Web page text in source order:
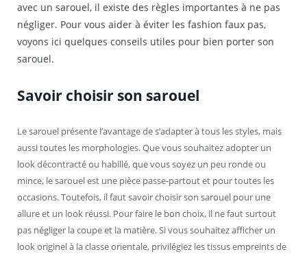
avec un sarouel, il existe des règles importantes à ne pas
négliger. Pour vous aider à éviter les fashion faux pas,
voyons ici quelques conseils utiles pour bien porter son
sarouel.
Savoir choisir son sarouel
Le sarouel présente l’avantage de s’adapter à tous les styles, mais
aussi toutes les morphologies. Que vous souhaitez adopter un
look décontracté ou habillé, que vous soyez un peu ronde ou
mince, le sarouel est une pièce passe-partout et pour toutes les
occasions. Toutefois, il faut savoir choisir son sarouel pour une
allure et un look réussi. Pour faire le bon choix, il ne faut surtout
pas négliger la coupe et la matière. Si vous souhaitez afficher un
look originel à la classe orientale, privilégiez les tissus empreints de